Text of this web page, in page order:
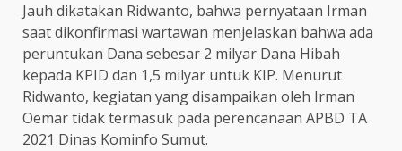
Jauh dikatakan Ridwanto, bahwa pernyataan Irman
saat dikonfirmasi wartawan menjelaskan bahwa ada
peruntukan Dana sebesar 2 milyar Dana Hibah
kepada KPID dan 1,5 milyar untuk KIP. Menurut
Ridwanto, kegiatan yang disampaikan oleh Irman
Oemar tidak termasuk pada perencanaan APBD TA
2021 Dinas Kominfo Sumut.